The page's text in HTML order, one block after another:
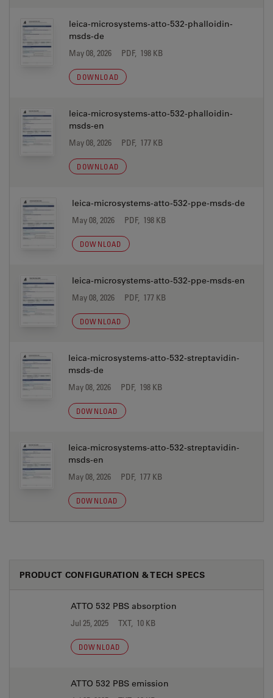
leica-microsystems-atto-532-phalloidin-
msds-de
May 08, 2026 PDF, 198 KB
DOWNLOAD
leica-microsystems-atto-532-phalloidin-
msds-en
May 08, 2026 PDF, 177 KB
DOWNLOAD
leica-microsystems-atto-532-ppe-msds-de
May 08, 2026 PDF, 198 KB
DOWNLOAD
leica-microsystems-atto-532-ppe-msds-en
May 08, 2026 PDF, 177 KB
DOWNLOAD
leica-microsystems-atto-532-streptavidin-
msds-de
May 08, 2026 PDF, 198 KB
DOWNLOAD
leica-microsystems-atto-532-streptavidin-
msds-en
May 08, 2026 PDF, 177 KB
DOWNLOAD
PRODUCT CONFIGURATION & TECH SPECS
ATTO 532 PBS absorption
Jul 25, 2025 TXT, 10 KB
DOWNLOAD
ATTO 532 PBS emission